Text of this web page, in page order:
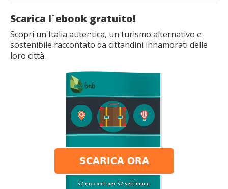
Scarica l´ebook gratuito!
Scopri un'Italia autentica, un turismo alternativo e
sostenibile raccontato da cittandini innamorati delle
loro città.